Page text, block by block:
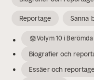
Reportage Sanna
Volym10 i
Biografier och
Essäer och